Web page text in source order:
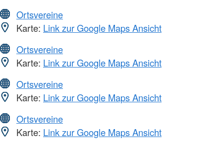
Ortsvereine
Karte: Link zur Google Maps Ansicht
Ortsvereine
Karte: Link zur Google Maps Ansicht
Ortsvereine
Karte: Link zur Google Maps Ansicht
Ortsvereine
Karte: Link zur Google Maps Ansicht